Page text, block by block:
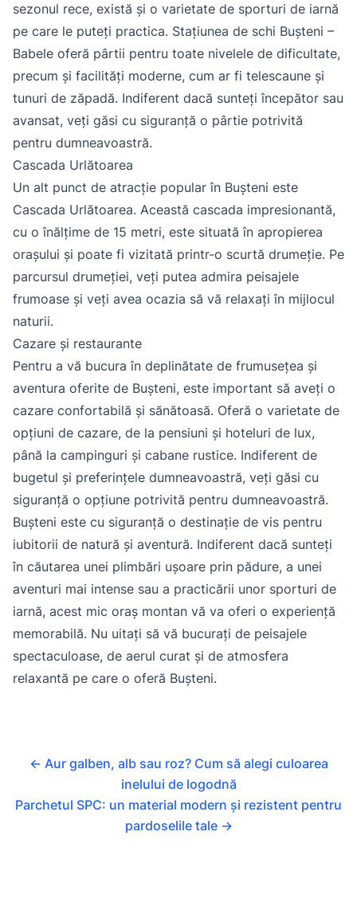
sezonul rece, există și o varietate de sporturi de iarnă
pe care le puteți practica. Stațiunea de schi Bușteni –
Babele oferă pârtii pentru toate nivelele de dificultate,
precum și facilități moderne, cum ar fi telescaune și
tunuri de zăpadă. Indiferent dacă sunteți începător sau
avansat, veți găsi cu siguranță o pârtie potrivită
pentru dumneavoastră.
Cascada Urlătoarea
Un alt punct de atracție popular în Bușteni este
Cascada Urlătoarea. Această cascada impresionantă,
cu o înălțime de 15 metri, este situată în apropierea
orașului și poate fi vizitată printr-o scurtă drumeție. Pe
parcursul drumeției, veți putea admira peisajele
frumoase și veți avea ocazia să vă relaxați în mijlocul
naturii.
Cazare și restaurante
Pentru a vă bucura în deplinătate de frumusețea și
aventura oferite de Bușteni, este important să aveți o
cazare confortabilă și sănătoasă. Oferă o varietate de
opțiuni de cazare, de la pensiuni și hoteluri de lux,
până la campinguri și cabane rustice. Indiferent de
bugetul și preferințele dumneavoastră, veți găsi cu
siguranță o opțiune potrivită pentru dumneavoastră.
Bușteni este cu siguranță o destinație de vis pentru
iubitorii de natură și aventură. Indiferent dacă sunteți
în căutarea unei plimbări ușoare prin pădure, a unei
aventuri mai intense sau a practicării unor sporturi de
iarnă, acest mic oraș montan vă va oferi o experiență
memorabilă. Nu uitați să vă bucurați de peisajele
spectaculoase, de aerul curat și de atmosfera
relaxantă pe care o oferă Bușteni.
← Aur galben, alb sau roz? Cum să alegi culoarea
inelului de logodnă
Parchetul SPC: un material modern și rezistent pentru
pardoselile tale →